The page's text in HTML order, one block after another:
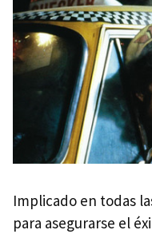
Implicado en todas
para asegurarse el